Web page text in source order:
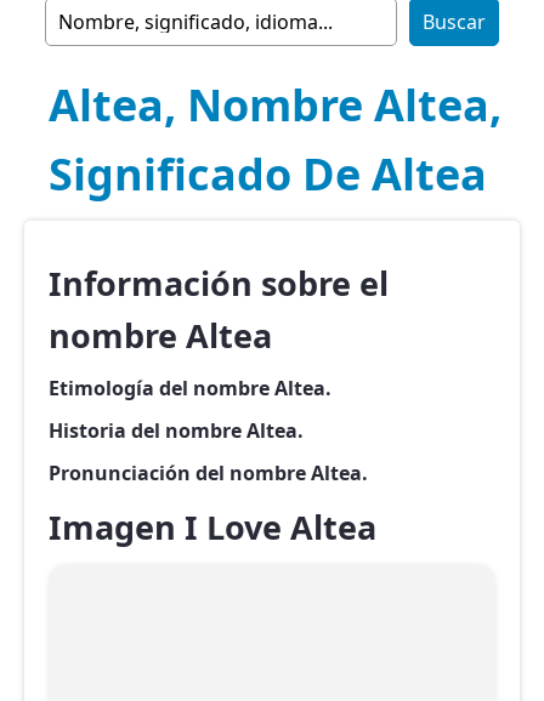
Altea, Nombre Altea,
Significado De Altea
Información sobre el
nombre Altea
Etimología del nombre Altea.
Historia del nombre Altea.
Pronunciación del nombre Altea.
Imagen I Love Altea